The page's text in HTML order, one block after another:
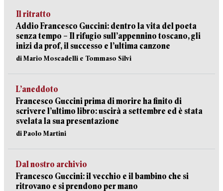
Il ritratto
Addio Francesco Guccini: dentro la vita del poeta
senza tempo – Il rifugio sull’appennino toscano, gli
inizi da prof, il successo e l’ultima canzone
di Mario Moscadelli e Tommaso Silvi
L’aneddoto
Francesco Guccini prima di morire ha finito di
scrivere l’ultimo libro: uscirà a settembre ed è stata
svelata la sua presentazione
di Paolo Martini
Dal nostro archivio
Francesco Guccini: il vecchio e il bambino che si
ritrovano e si prendono per mano